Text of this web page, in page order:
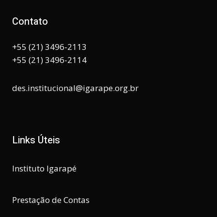
Contato
+55 (21) 3496-2113
+55 (21) 3496-2114
des.institucional@igarape.org.br
Links Úteis
Instituto Igarapé
Prestação de Contas